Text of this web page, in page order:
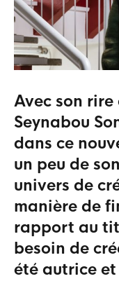
Avec son
Seynabou
dans ce
un peu de
univers de
manière de
rapport au
besoin de
été autrice